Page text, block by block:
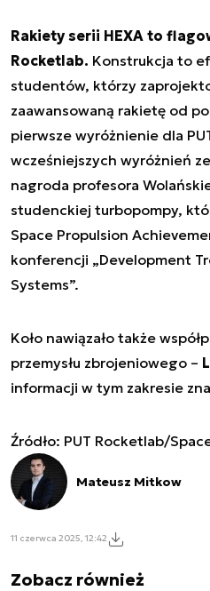
Rakiety serii HEXA to
Rocketlab. Konstrukcja to
studentów, którzy
zaawansowaną rakietę od
pierwsze wyróżnienie dla
wcześniejszych wyróżnień
nagroda profesora
studenckiej turbopompy,
Space Propulsion
konferencji „Development
Systems”.
Koło nawiązało także
przemysłu zbrojeniowego –
informacji w tym zakresie
Źródło: PUT Rocketlab/
Mateusz Mitkow
11 czerwca 2025, 12:42
Zobacz również